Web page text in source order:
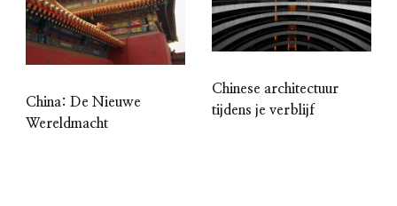
China: De Nieuwe
Wereldmacht
Chinese architectuur
tijdens je verblijf